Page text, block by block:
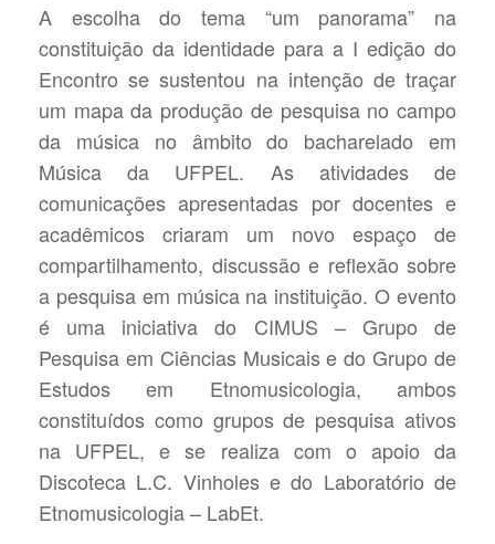
A escolha do tema “um panorama” na
constituição da identidade para a I edição do
Encontro se sustentou na intenção de traçar
um mapa da produção de pesquisa no campo
da música no âmbito do bacharelado em
Música da UFPEL. As atividades de
comunicações apresentadas por docentes e
acadêmicos criaram um novo espaço de
compartilhamento, discussão e reflexão sobre
a pesquisa em música na instituição. O evento
é uma iniciativa do CIMUS – Grupo de
Pesquisa em Ciências Musicais e do Grupo de
Estudos em Etnomusicologia, ambos
constituídos como grupos de pesquisa ativos
na UFPEL, e se realiza com o apoio da
Discoteca L.C. Vinholes e do Laboratório de
Etnomusicologia – LabEt.